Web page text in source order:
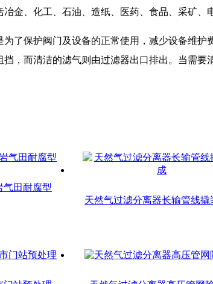
金、化工、石油、造纸、医药、食品、采矿、
了保护阀门及设备的正常使用，减少设备维
，而清洁的滤气则由过滤器出口排出。当需
气田耐腐型
天然气过滤分离器长输管线撬